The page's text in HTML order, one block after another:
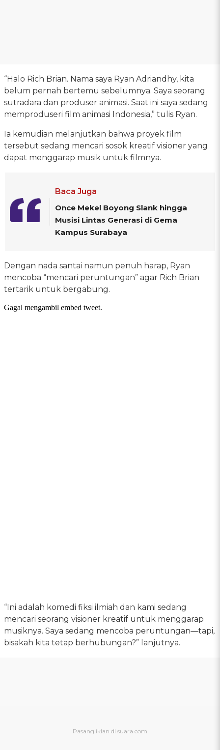
“Halo Rich Brian. Nama saya Ryan Adriandhy, kita
belum pernah bertemu sebelumnya. Saya seorang
sutradara dan produser animasi. Saat ini saya sedang
memproduseri film animasi Indonesia,” tulis Ryan.
Ia kemudian melanjutkan bahwa proyek film
tersebut sedang mencari sosok kreatif visioner yang
dapat menggarap musik untuk filmnya.
Baca Juga
Once Mekel Boyong Slank hingga
Musisi Lintas Generasi di Gema
Kampus Surabaya
Dengan nada santai namun penuh harap, Ryan
mencoba “mencari peruntungan” agar Rich Brian
tertarik untuk bergabung.
“Ini adalah komedi fiksi ilmiah dan kami sedang
mencari seorang visioner kreatif untuk menggarap
musiknya. Saya sedang mencoba peruntungan—tapi,
bisakah kita tetap berhubungan?” lanjutnya.